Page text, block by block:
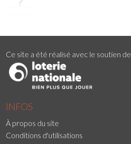
Ce site a été réalisé avec le soutien de
INFOS
À propos du site
Conditions d'utilisations